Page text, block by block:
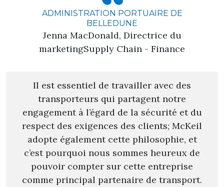
ADMINISTRATION PORTUAIRE DE
BELLEDUNE
Jenna MacDonald, Directrice du
marketingSupply Chain - Finance
Il est essentiel de travailler avec des
transporteurs qui partagent notre
engagement à l’égard de la sécurité et du
respect des exigences des clients; McKeil
adopte également cette philosophie, et
c’est pourquoi nous sommes heureux de
pouvoir compter sur cette entreprise
comme principal partenaire de transport.